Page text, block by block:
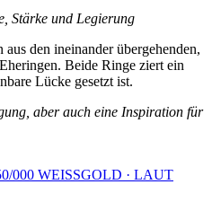
Stärke und Legierung
den ineinander übergehenden,
Beide Ringe ziert ein
Lücke gesetzt ist.
aber auch eine Inspiration für
000 WEISSGOLD · LAUT